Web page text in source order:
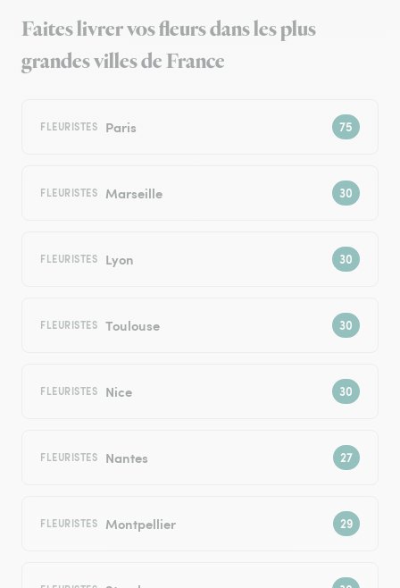
Faites livrer vos fleurs dans les plus
grandes villes de France
FLEURISTES Paris
FLEURISTES Marseille
FLEURISTES Lyon
FLEURISTES Toulouse
FLEURISTES Nice
FLEURISTES Nantes
FLEURISTES Montpellier